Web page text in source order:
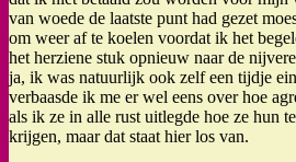
van woede de laatste punt had gezet
om weer af te koelen voordat ik het
het herziene stuk opnieuw naar de
ja, ik was natuurlijk ook zelf een tijdje
verbaasde ik me er wel eens over hoe
als ik ze in alle rust uitlegde hoe ze hun
krijgen, maar dat staat hier los van.